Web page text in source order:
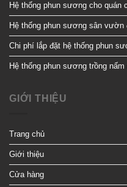
Hệ thống phun sương cho quán
Hệ thống phun sương sân vườn
Chi phí lắp đặt hệ thống phun
Hệ thống phun sương trồng
GIỚI THIỆU
Trang chủ
Giới thiệu
Cửa hàng